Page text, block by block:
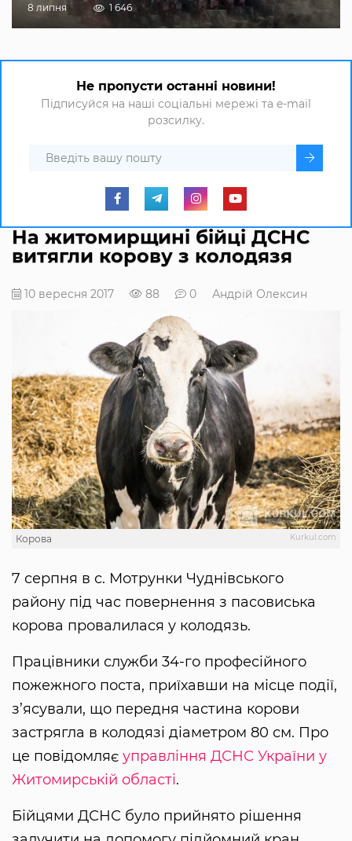
8 липня 1 646
Не пропусти останні новини!
Підписуйся на наші соціальні мережі та e-mail
розсилку.
На житомирщині бійці ДСНС
витягли корову з колодязя
10 вересня 2017 88 0 Андрій Олексин
Kurkul.com
Корова
7 серпня в с. Мотрунки Чуднівського
району під час повернення з пасовиська
корова провалилася у колодязь.
Працівники служби 34-го професійного
пожежного поста, приїхавши на місце події,
з’ясували, що передня частина корови
застрягла в колодязі діаметром 80 см. Про
це повідомляє управління ДСНС України у
Житомирській області.
Бійцями ДСНС було прийнято рішення